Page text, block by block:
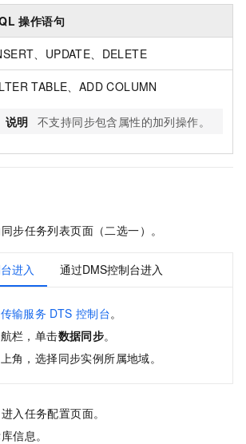
操作语句
、UPDATE、DELETE
TABLE、ADD COLUMN
说明 不支持同步包含属性的加列操作。
步任务列表页面（二选一）。
进入 通过DMS控制台进入
输服务 DTS 控制台。
栏，单击数据同步。
角，选择同步实例所属地域。
进入任务配置页面。
信息。